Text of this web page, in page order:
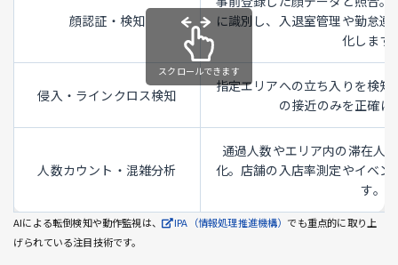
顔認証・検知
に識別し、入退室管理や勤怠
化します
侵入・ラインクロス検知
指定エリアへの立ち入りを検
の接近のみを正確に
人数カウント・混雑分析
通過人数やエリア内の滞在人
化。店舗の入店率測定やイベ
す。
AIによる転倒検知や動作監視は、 IPA（情報処理推進機構） でも重点的に取り上
げられている注目技術です。